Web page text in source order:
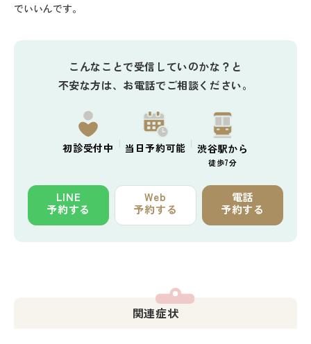
でいいんです。
初診受付中 当日予約可能 渋谷駅から
徒歩7分
LINE
予約する
Web
予約する
電話
予約する
こんなことで受信していのかな？と
不安な方は、お電話でご相談ください。
関連症状